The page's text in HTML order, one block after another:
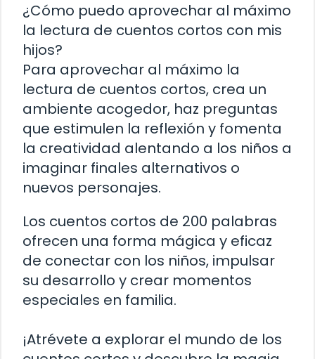
¿Cómo puedo aprovechar al máximo
la lectura de cuentos cortos con mis
hijos?
Para aprovechar al máximo la
lectura de cuentos cortos, crea un
ambiente acogedor, haz preguntas
que estimulen la reflexión y fomenta
la creatividad alentando a los niños a
imaginar finales alternativos o
nuevos personajes.
Los cuentos cortos de 200 palabras
ofrecen una forma mágica y eficaz
de conectar con los niños, impulsar
su desarrollo y crear momentos
especiales en familia.
¡Atrévete a explorar el mundo de los